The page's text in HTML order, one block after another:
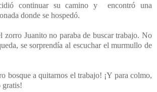
continuar su camino y encontró una
donde se hospedó.
zorro Juanito no paraba de buscar trabajo. No
se sorprendía al escuchar el murmullo de
bosque a quitarnos el trabajo! ¡Y para colmo,
gratis!